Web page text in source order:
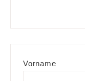
Vorname